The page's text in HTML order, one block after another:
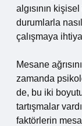
algısının
durumlarla
çalışmaya
Mesane
zamanda
de, bu iki
tartışmalar
faktörlerin